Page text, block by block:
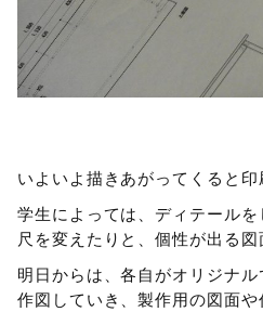
いよいよ描きあがってくると印
学生によっては、ディテール
尺を変えたりと、個性が出る図
明日からは、各自がオリジナル
作図していき、製作用の図面